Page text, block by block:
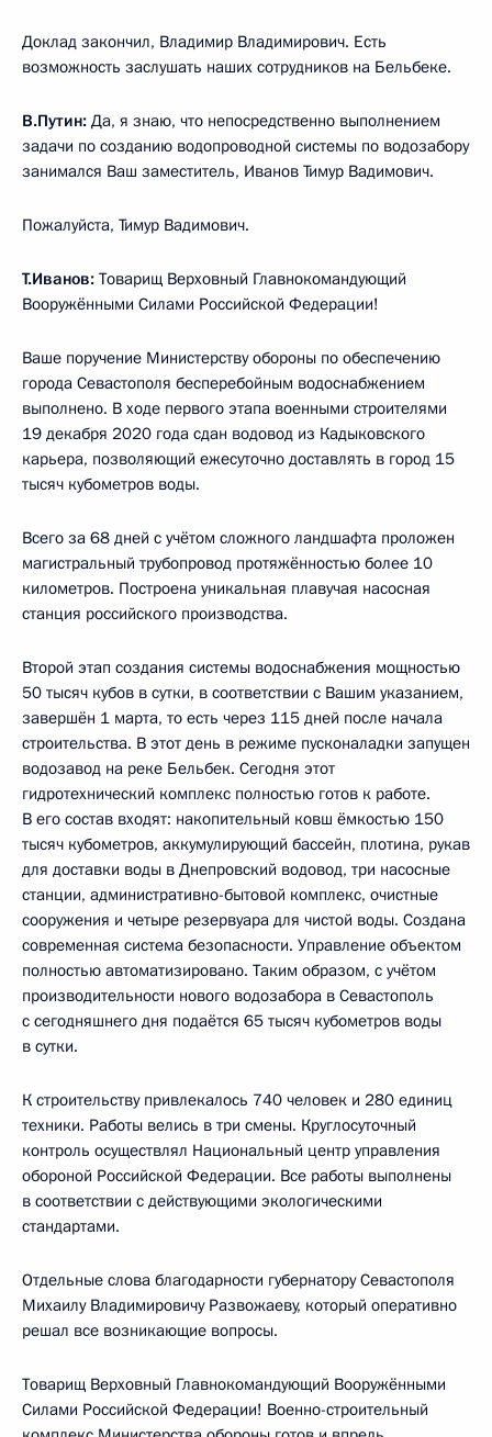
Доклад закончил, Владимир Владимирович. Есть
возможность заслушать наших сотрудников на Бельбеке.
В.Путин: Да, я знаю, что непосредственно выполнением
задачи по созданию водопроводной системы по водозабору
занимался Ваш заместитель, Иванов Тимур Вадимович.
Пожалуйста, Тимур Вадимович.
Т.Иванов: Товарищ Верховный Главнокомандующий
Вооружёнными Силами Российской Федерации!
Ваше поручение Министерству обороны по обеспечению
города Севастополя бесперебойным водоснабжением
выполнено. В ходе первого этапа военными строителями
19 декабря 2020 года сдан водовод из Кадыковского
карьера, позволяющий ежесуточно доставлять в город 15
тысяч кубометров воды.
Всего за 68 дней с учётом сложного ландшафта проложен
магистральный трубопровод протяжённостью более 10
километров. Построена уникальная плавучая насосная
станция российского производства.
Второй этап создания системы водоснабжения мощностью
50 тысяч кубов в сутки, в соответствии с Вашим указанием,
завершён 1 марта, то есть через 115 дней после начала
строительства. В этот день в режиме пусконаладки запущен
водозавод на реке Бельбек. Сегодня этот
гидротехнический комплекс полностью готов к работе.
В его состав входят: накопительный ковш ёмкостью 150
тысяч кубометров, аккумулирующий бассейн, плотина, рукав
для доставки воды в Днепровский водовод, три насосные
станции, административно-бытовой комплекс, очистные
сооружения и четыре резервуара для чистой воды. Создана
современная система безопасности. Управление объектом
полностью автоматизировано. Таким образом, с учётом
производительности нового водозабора в Севастополь
с сегодняшнего дня подаётся 65 тысяч кубометров воды
в сутки.
К строительству привлекалось 740 человек и 280 единиц
техники. Работы велись в три смены. Круглосуточный
контроль осуществлял Национальный центр управления
обороной Российской Федерации. Все работы выполнены
в соответствии с действующими экологическими
стандартами.
Отдельные слова благодарности губернатору Севастополя
Михаилу Владимировичу Развожаеву, который оперативно
решал все возникающие вопросы.
Товарищ Верховный Главнокомандующий Вооружёнными
Силами Российской Федерации! Военно-строительный